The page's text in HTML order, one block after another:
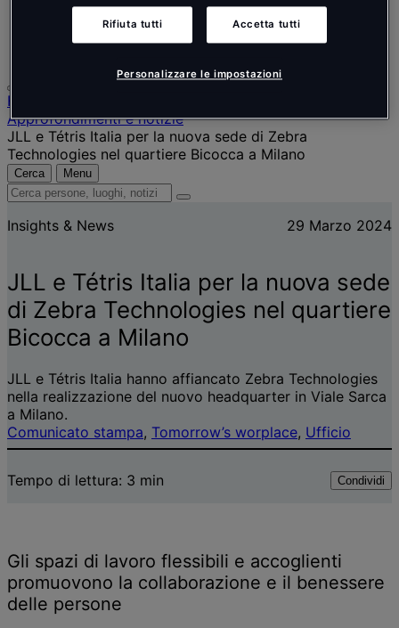
Português
Português
Home
Approfondimenti e notizie
JLL e Tétris Italia per la nuova sede di Zebra
Technologies nel quartiere Bicocca a Milano
Cerca Menu
Cerca
luoghi,
approfondimenti
Insights & News 29 Marzo 2024
JLL e Tétris Italia per la nuova sede
di Zebra Technologies nel quartiere
Bicocca a Milano
JLL e Tétris Italia hanno affiancato Zebra Technologies
nella realizzazione del nuovo headquarter in Viale Sarca
a Milano.
Comunicato stampa, Tomorrow’s worplace, Ufficio
Tempo di lettura: 3 min Condividi
Gli spazi di lavoro flessibili e accoglienti
promuovono la collaborazione e il benessere
delle persone
Rifiuta tutti Accetta tutti
Personalizzare le impostazioni